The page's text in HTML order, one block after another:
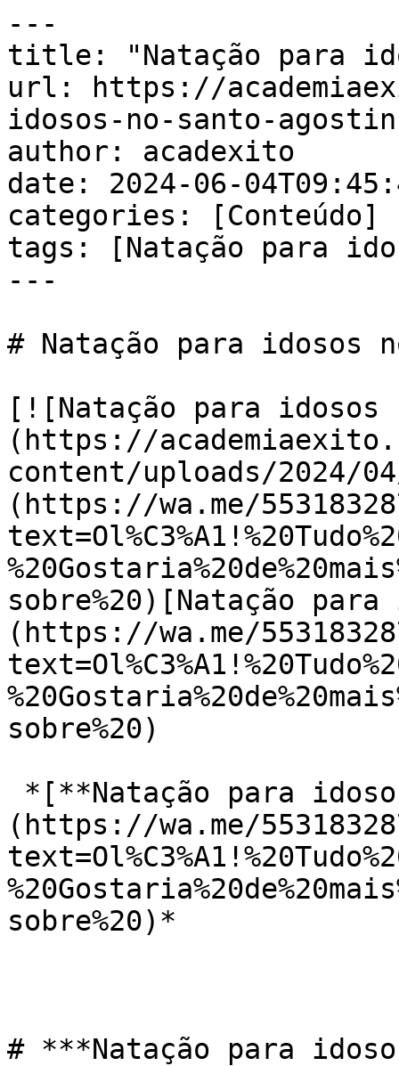
---
title: "Natação para
url: https://
idosos-no-santo-
author: acadexito
date: 2024-06-
categories: [Conteúdo]
tags: [Natação para
---
# Natação para idosos
[![Natação para idosos
(https://
content/uploads/2024/
(https://wa.me/
sobre%20)[Natação
(https://wa.me/
sobre%20)
(https://wa.me/
sobre%20)*
# ***Natação para